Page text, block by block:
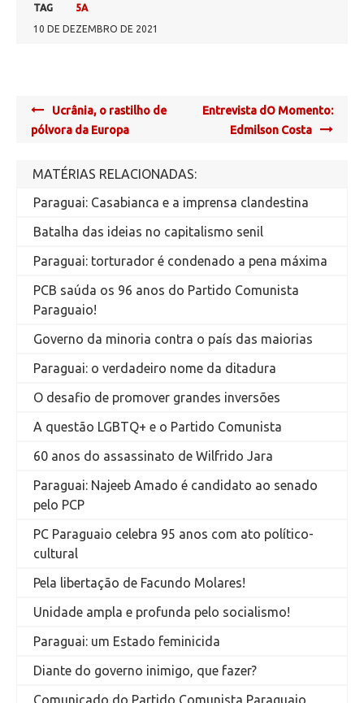
TAG
5A
10 DE DEZEMBRO DE 2021
Post
navigation
Ucrânia, o rastilho de
pólvora da Europa
Entrevista dO Momento:
Edmilson Costa
MATÉRIAS RELACIONADAS:
Paraguai: Casabianca e a imprensa clandestina
Batalha das ideias no capitalismo senil
Paraguai: torturador é condenado a pena máxima
PCB saúda os 96 anos do Partido Comunista
Paraguaio!
Governo da minoria contra o país das maiorias
Paraguai: o verdadeiro nome da ditadura
O desafio de promover grandes inversões
A questão LGBTQ+ e o Partido Comunista
60 anos do assassinato de Wilfrido Jara
Paraguai: Najeeb Amado é candidato ao senado
pelo PCP
PC Paraguaio celebra 95 anos com ato político-
cultural
Pela libertação de Facundo Molares!
Unidade ampla e profunda pelo socialismo!
Paraguai: um Estado feminicida
Diante do governo inimigo, que fazer?
Comunicado do Partido Comunista Paraguaio